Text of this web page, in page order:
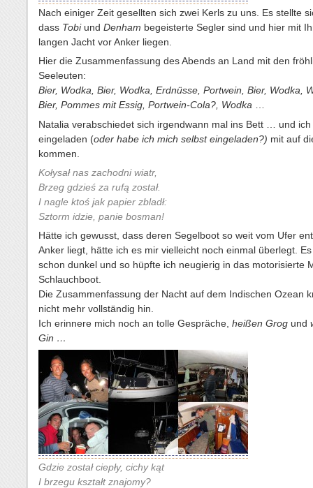
Nach einiger Zeit gesellten sich zwei Kerls zu uns. Es stellte
dass Tobiund Denham begeisterte Segler sind und hier mit
langen Jacht vor Anker liegen.
Hier die Zusammenfassung des Abends an Land mit den
Seeleuten:
Bier, Wodka, Bier, Wodka, Erdnüsse, Portwein, Bier, Wodka,
Bier, Pommes mit Essig, Portwein-Cola?, Wodka …
Natalia verabschiedet sich irgendwann mal ins Bett … und
eingeladen (oder habe ich mich selbst eingeladen?) mit auf
kommen.
Kołysał nas zachodni wiatr,
Brzeg gdzieś za rufą został.
I nagle ktoś jak papier zbladł:
Sztorm idzie, panie bosman!
Hätte ich gewusst, dass deren Segelboot so weit vom Ufer
Anker liegt, hätte ich es mir vielleicht noch einmal überlegt.
schon dunkel und so hüpfte ich neugierig in das motorisierte
Schlauchboot.
Die Zusammenfassung der Nacht auf dem Indischen Ozean
nicht mehr vollständig hin.
Ich erinnere mich noch an tolle Gespräche, heißen Grog und
Gin …
Gdzie został ciepły, cichy kąt
I brzegu kształt znajomy?